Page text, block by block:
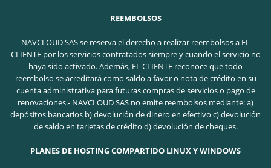
REEMBOLSOS
NAVCLOUD SAS se reserva el derecho a realizar reembolsos a EL
CLIENTE por los servicios contratados siempre y cuando el servicio no
haya sido activado. Además, EL CLIENTE reconoce que todo
reembolso se acreditará como saldo a favor o nota de crédito en su
cuenta administrativa para futuras compras de servicios o pago de
renovaciones.- NAVCLOUD SAS no emite reembolsos mediante: a)
depósitos bancarios b) devolución de dinero en efectivo c) devolución
de saldo en tarjetas de crédito d) devolución de cheques.
PLANES DE HOSTING COMPARTIDO LINUX Y WINDOWS